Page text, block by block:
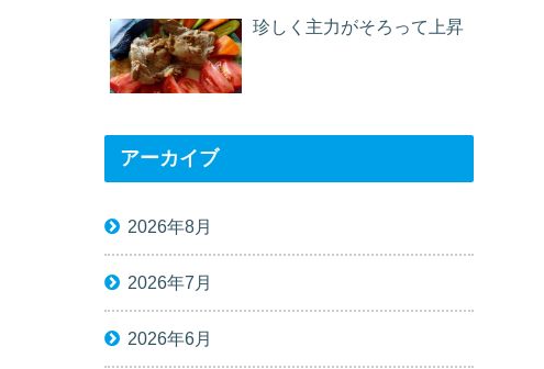
珍しく主力がそろって上昇
アーカイブ
2026年8月
2026年7月
2026年6月